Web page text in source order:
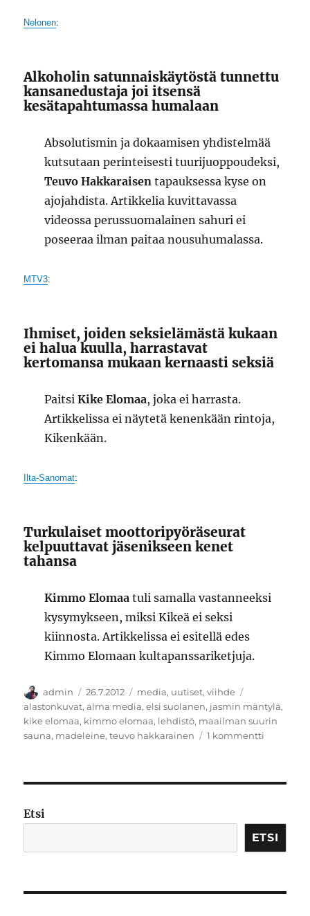
Nelonen:
Alkoholin satunnaiskäytöstä tunnettu
kansanedustaja joi itsensä
kesätapahtumassa humalaan
Absolutismin ja dokaamisen yhdistelmää
kutsutaan perinteisesti tuurijuoppoudeksi,
Teuvo Hakkaraisen tapauksessa kyse on
ajojahdista. Artikkelia kuvittavassa
videossa perussuomalainen sahuri ei
poseeraa ilman paitaa nousuhumalassa.
MTV3:
Ihmiset, joiden seksielämästä kukaan
ei halua kuulla, harrastavat
kertomansa mukaan kernaasti seksiä
PaitsiKike Elomaa, joka ei harrasta.
Artikkelissa ei näytetä kenenkään rintoja,
Kikenkään.
Ilta-Sanomat:
Turkulaiset moottoripyöräseurat
kelpuuttavat jäsenikseen kenet
tahansa
Kimmo Elomaa tuli samalla vastanneeksi
kysymykseen, miksi Kikeä ei seksi
kiinnosta. Artikkelissa ei esitellä edes
Kimmo Elomaan kultapanssariketjuja.
Kirjoittaja
admin Julkaistu
26.7.2012 Kategoriat
media, uutiset,viihde
alastonkuvat,alma media,elsi suolanen, jasmin mäntylä,
kike elomaa, kimmo elomaa, lehdistö, maailman suurin
sauna, madeleine,teuvo hakkarainen 1 kommentti
Etsi
ETSI